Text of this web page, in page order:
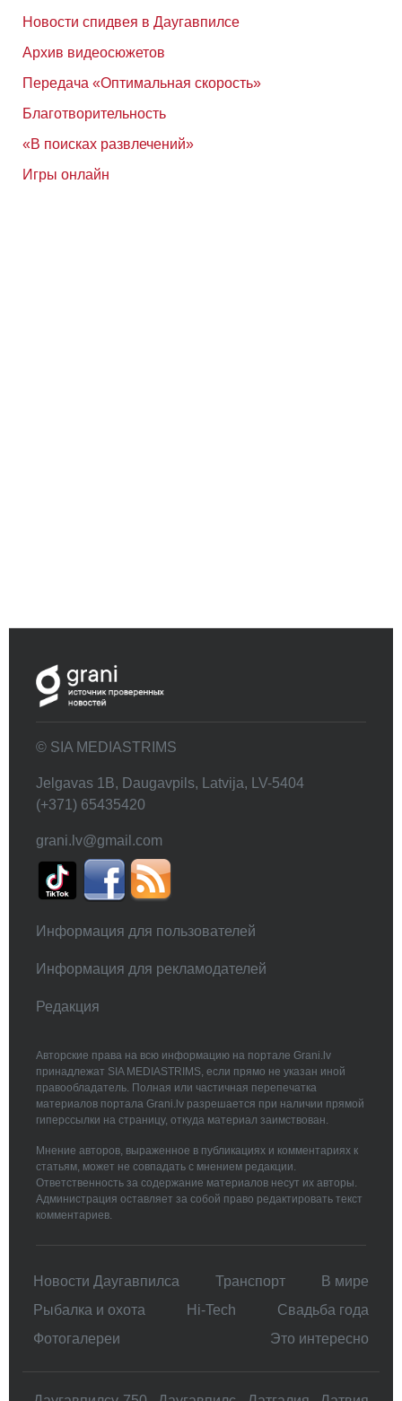
Новости спидвея в Даугавпилсе
Архив видеосюжетов
Передача «Оптимальная скорость»
Благотворительность
«В поисках развлечений»
Игры онлайн
© SIA MEDIASTRIMS
Jelgavas 1B, Daugavpils, Latvija, LV-5404
(+371) 65435420
grani.lv@gmail.com
Информация для пользователей
Информация для рекламодателей
Редакция
Авторские права на всю информацию на портале Grani.lv
принадлежат SIA MEDIASTRIMS, если прямо не указан иной
правообладатель. Полная или частичная перепечатка
материалов портала Grani.lv разрешается при наличии прямой
гиперссылки на страницу, откуда материал заимствован.
Мнение авторов, выраженное в публикациях и комментариях к
статьям, может не совпадать с мнением редакции.
Ответственность за содержание материалов несут их авторы.
Администрация оставляет за собой право редактировать текст
комментариев.
Новости Даугавпилса Транспорт
В мире
Рыбалка и охота
Hi-Tech
Свадьбa года
Фотогалереи
Это интересно